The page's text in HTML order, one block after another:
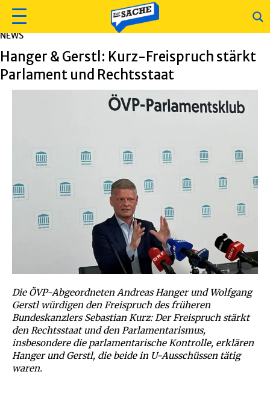
NEWS
Hanger & Gerstl: Kurz-Freispruch stärkt
Parlament und Rechtsstaat
Die ÖVP-Abgeordneten Andreas Hanger und Wolfgang
Gerstl würdigen den Freispruch des früheren
Bundeskanzlers Sebastian Kurz: Der Freispruch stärkt
den Rechtsstaat und den Parlamentarismus,
insbesondere die parlamentarische Kontrolle, erklären
Hanger und Gerstl, die beide in U-Ausschüssen tätig
waren.